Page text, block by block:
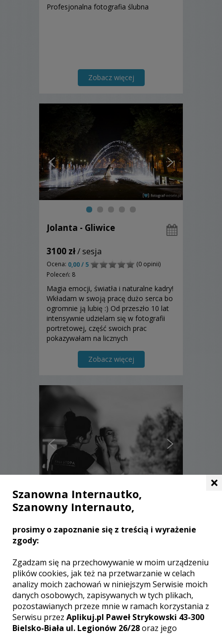
Profesjonalna fotografia ślubna
Zobacz więcej
Jolanta - Gliwice
3100 zł/ sesja
Ocena: 0,00 / 5
(0 opinii)
Poleceń: 8
Magia emocji, światła i naturalne kadry!
Wkładam w swoją pracę dużo serca bo
ogromnie ją lubię :) Od przeszło 10 lat
intensywnie udzielam się w fotografii
portretowej, część swoich prac
pokazywałam na licznych
fotograficznych. Fotografię ślubną
upodobałam sobie bo lubię pracę z
Zobacz więcej
Magdalena - Gliwice
2200 zł/ sesja
Fotografia jest bardzo ważną częścią
mojego życia od wielu lat, ale dopiero
fotografia ślubna uświadomiła mi, że
nie wyobrażam sobie wykonywania
innego zawodu. Uwielbiam pracę z
parami i uwiecznianie na zdjęciach
Waszych emocji. Pozwól mi podarować
×
Szanowna Internautko,
Szanowny Internauto,
prosimy o zapoznanie się z treścią i wyrażenie
zgody:
Zgadzam się na przechowywanie w moim urządzeniu
plików cookies, jak też na przetwarzanie w celach
analizy moich zachowań w niniejszym Serwisie moich
danych osobowych, zapisywanych w tych plikach,
pozostawianych przeze mnie w ramach korzystania z
Serwisu przez Aplikuj.pl Paweł Strykowski 43-300
Bielsko-Biała ul. Legionów 26/28oraz jego